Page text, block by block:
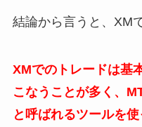
結論から言うと、XM
XMでのトレードは基
こなうことが多く、
と呼ばれるツールを